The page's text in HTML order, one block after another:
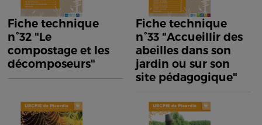
Fiche technique
n°32 "Le
compostage et les
décomposeurs"
Fiche technique
n°33 "Accueillir des
abeilles dans son
jardin ou sur son
site pédagogique"